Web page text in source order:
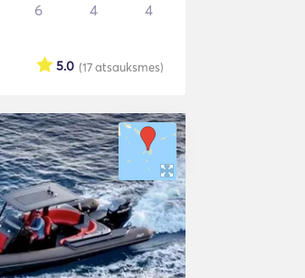
6 4 4
(17atsauksmes)
5.0